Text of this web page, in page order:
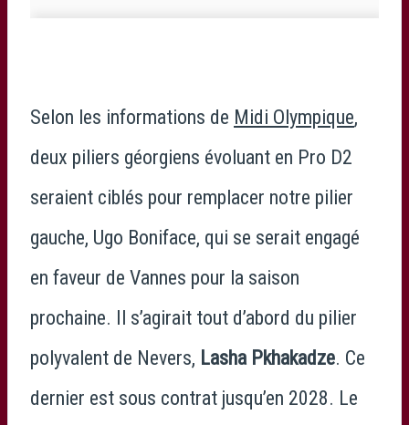
Selon les informations de Midi Olympique,
deux piliers géorgiens évoluant en Pro D2
seraient ciblés pour remplacer notre pilier
gauche, Ugo Boniface, qui se serait engagé
en faveur de Vannes pour la saison
prochaine. Il s’agirait tout d’abord du pilier
polyvalent de Nevers, Lasha Pkhakadze. Ce
dernier est sous contrat jusqu’en 2028. Le